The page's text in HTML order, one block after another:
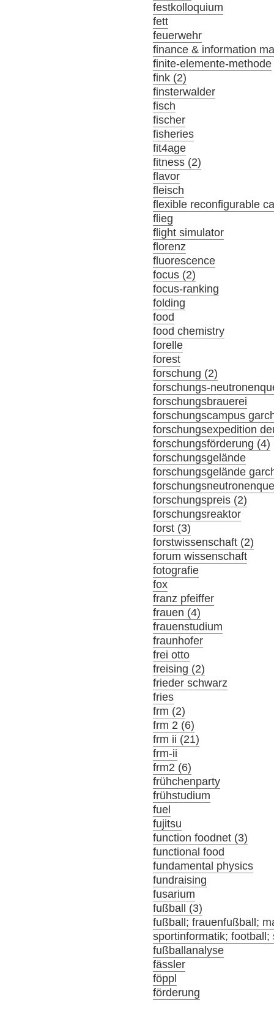
festkolloquium
fett
feuerwehr
finance & information
finite-elemente-methode
fink (2)
finsterwalder
fisch
fischer
fisheries
fit4age
fitness (2)
flavor
fleisch
flexible reconfigurable
flieg
flight simulator
florenz
fluorescence
focus (2)
focus-ranking
folding
food
food chemistry
forelle
forest
forschung (2)
forschungs-
forschungsbrauerei
forschungscampus
forschungsexpedition
forschungsförderung (4)
forschungsgelände
forschungsgelände
forschungspreis (2)
forschungsreaktor
forst (3)
forstwissenschaft (2)
forum wissenschaft
fotografie
fox
franz pfeiffer
frauen (4)
frauenstudium
fraunhofer
frei otto
freising (2)
frieder schwarz
fries
frm (2)
frm 2 (6)
frm ii (21)
frm-ii
frm2 (6)
frühchenparty
frühstudium
fuel
fujitsu
function foodnet (3)
functional food
fundamental physics
fundraising
fusarium
fußball (3)
fußball; frauenfußball;
sportinformatik; football;
fußballanalyse
fässler
föppl
förderung